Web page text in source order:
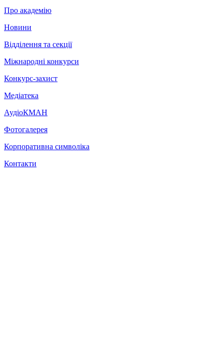
Про академію
Новини
Відділення та секції
Міжнародні конкурси
Конкурс-захист
Медіатека
АудіоКМАН
Фотогалерея
Корпоративна символіка
Контакти